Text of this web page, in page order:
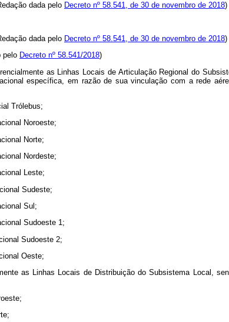
dada pelo Decreto nº 58.541, de 30 de novembro de 2018)
dada pelo Decreto nº 58.541, de 30 de novembro de 2018)
pelo Decreto nº 58.541/2018)
as Linhas Locais de Articulação Regional do
específica, em razão de sua vinculação com a rede
Trólebus;
Noroeste;
Norte;
Nordeste;
Leste;
Sudeste;
Sul;
Sudoeste 1;
Sudoeste 2;
Oeste;
as Linhas Locais de Distribuição do Subsistema Local,